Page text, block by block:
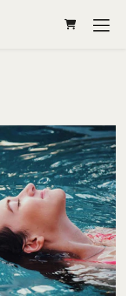
PANIER